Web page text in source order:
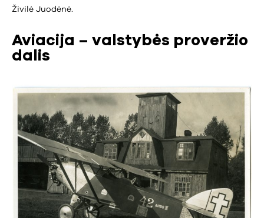
Živilė Juodėnė.
Aviacija – valstybės proveržio
dalis